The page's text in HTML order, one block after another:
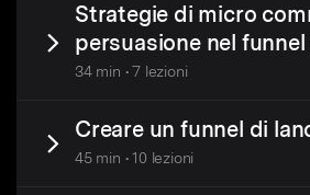
Strategie di micro
persuasione nel
34 min • 7 lezioni
Creare un funnel di
45 min • 10 lezioni